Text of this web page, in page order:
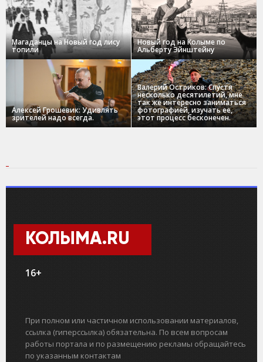
Магаданцы на Новый год лису
топили
Новый год на Колыме по
Альберту Эйнштейну
Алексей Грошевик: Удивлять
зрителей надо всегда.
Валерий Остриков: Спустя
несколько десятилетий, мне
так же интересно заниматься
фотографией, изучать ее,
этот процесс бесконечен.
КОЛЫМА.RU
16+
При полном или частичном использовании материалов,
ссылка (гиперссылка) обязательна. По всем вопросам
работы портала и по размещению рекламы обращайтесь
по указанным контактам